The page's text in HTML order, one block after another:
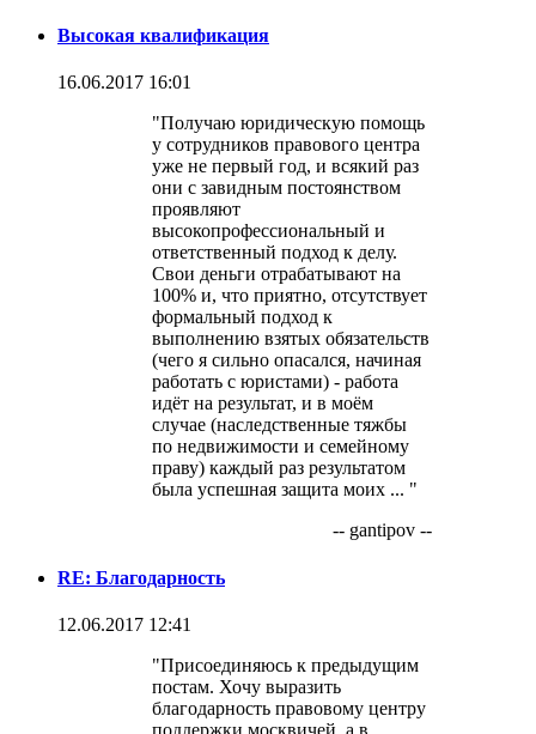
Высокая квалификация
16.06.2017 16:01
"Получаю юридическую помощь
у сотрудников правового центра
уже не первый год, и всякий раз
они с завидным постоянством
проявляют
высокопрофессиональный и
ответственный подход к делу.
Свои деньги отрабатывают на
100% и, что приятно, отсутствует
формальный подход к
выполнению взятых обязательств
(чего я сильно опасался, начиная
работать с юристами) - работа
идёт на результат, и в моём
случае (наследственные тяжбы
по недвижимости и семейному
праву) каждый раз результатом
была успешная защита моих ... "
-- gantipov --
RE: Благодарность
12.06.2017 12:41
"Присоединяюсь к предыдущим
постам. Хочу выразить
благодарность правовому центру
поддержки москвичей, а в